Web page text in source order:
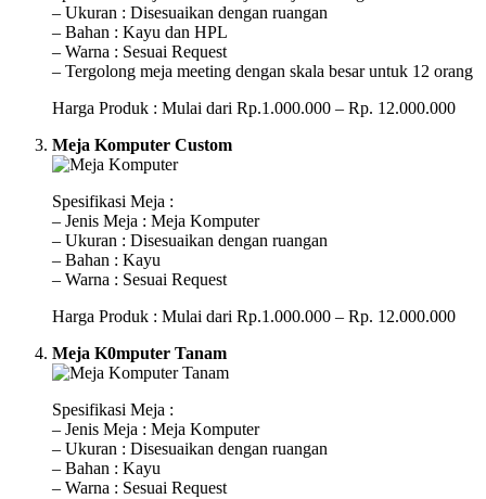
– Ukuran : Disesuaikan dengan ruangan
– Bahan : Kayu dan HPL
– Warna : Sesuai Request
– Tergolong meja meeting dengan skala besar untuk 12 orang
Harga Produk : Mulai dari Rp.1.000.000 – Rp. 12.000.000
Meja Komputer Custom
Spesifikasi Meja :
– Jenis Meja : Meja Komputer
– Ukuran : Disesuaikan dengan ruangan
– Bahan : Kayu
– Warna : Sesuai Request
Harga Produk : Mulai dari Rp.1.000.000 – Rp. 12.000.000
Meja K0mputer Tanam
Spesifikasi Meja :
– Jenis Meja : Meja Komputer
– Ukuran : Disesuaikan dengan ruangan
– Bahan : Kayu
– Warna : Sesuai Request